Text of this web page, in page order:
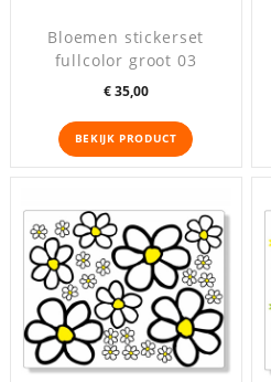
Bloemen stickerset
fullcolor groot 03
Prijs
€ 35,00
BEKIJK PRODUCT